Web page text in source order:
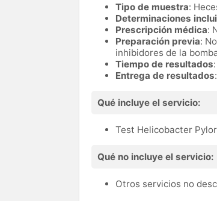
Tipo de muestra:
Determinaciones
Prescripción médica:
Preparación previa:
inhibidores de la
Tiempo de resultados
Entrega de resultados
Qué incluye el servicio:
Test Helicobacter
Qué no incluye el servicio:
Otros servicios no